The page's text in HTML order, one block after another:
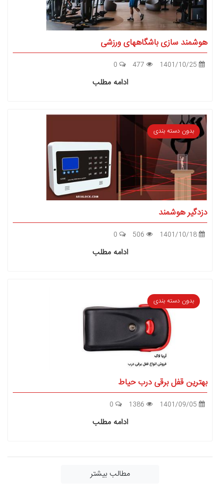
هوشمند سازی باشگاههای ورزشی
ادامه مطلب
بدون دسته بندی
دزدگیر هوشمند
ادامه مطلب
بدون دسته بندی
بهترین قفل برقی درب حیاط
ادامه مطلب
مطالب بیشتر